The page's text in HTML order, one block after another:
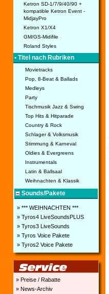
Ketron SD-1/7/9/40/90 +
kompatible Ketron Event -
MidjayPro
Ketron X1/X4
GM/GS-Midifile
Roland Styles
• Titel nach Rubriken
Movietracks
Pop, 8-Beat & Ballads
Medleys
Party
Tischmusik Jazz & Swing
Top Hits & Hitparade
Country & Rock
Schlager & Volksmusik
Stimmung & Karneval
Oldies & Evergreens
Instrumentals
Latin & Ballsaal
Weihnachten & Klassik
Sounds/Pakete
» *** WEIHNACHTEN ***
» Tyros4 LiveSoundsPLUS
» Tyros3 LiveSounds
» Tyros Voice Pakete
» Tyros2 Voice Pakete
» Preise / Rabatte
» News-Archiv